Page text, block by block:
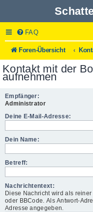
FAQ
Foren-Übersicht
Kontakt mit der
aufnehmen
Empfänger:
Administrator
Deine E-Mail-Adresse:
Dein Name:
Betreff:
Nachrichtentext:
Diese Nachricht wird als
oder BBCode. Als Antwort-
Adresse angegeben.